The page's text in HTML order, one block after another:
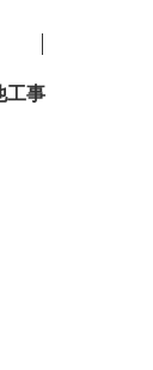
工事